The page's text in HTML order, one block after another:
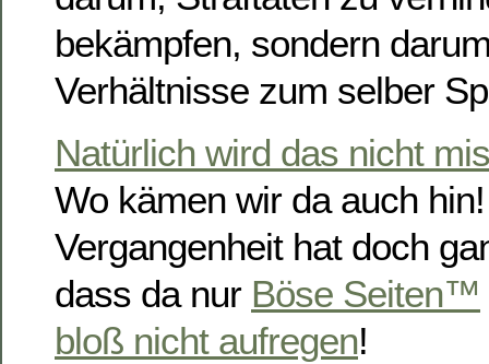
bekämpfen, sondern
Verhältnisse zum selber
Natürlich wird das nicht
Wo kämen wir da auch
Vergangenheit hat doch
dass da nur Böse Seiten™
bloß nicht aufregen!